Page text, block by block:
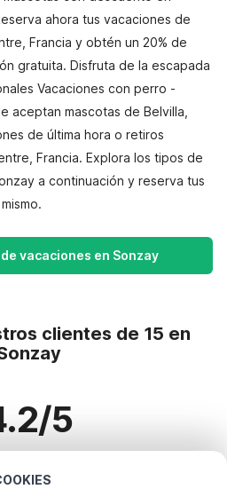
ahora tus vacaciones de
Francia y obtén un 20% de
gratuita. Disfruta de la escapada
Vacaciones con perro -
aceptan mascotas de Belvilla,
de última hora o retiros
Francia. Explora los tipos de
a continuación y reserva tus
vacaciones en Sonzay
clientes de 15 en
5